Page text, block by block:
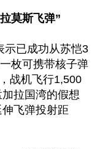
莫斯飞弹”
示已成功从苏恺3
枚可携带核子弹
战机飞行1,500
拉国湾的假想
飞弹投射距